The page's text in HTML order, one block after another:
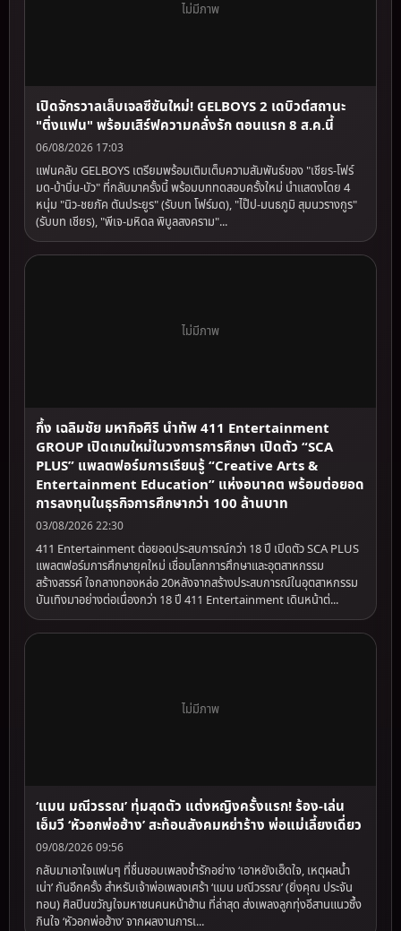
ไม่มีภาพ
เปิดจักรวาลเล็บเจลซีซันใหม่! GELBOYS 2 เดบิวต์สถานะ
"ติ่งแฟน" พร้อมเสิร์ฟความคลั่งรัก ตอนแรก 8 ส.ค.นี้
06/08/2026 17:03
แฟนคลับ GELBOYS เตรียมพร้อมเติมเต็มความสัมพันธ์ของ "เชียร-โฟร์
มด-บ้าบิ่น-บัว" ที่กลับมาครั้งนี้ พร้อมบททดสอบครั้งใหม่ นำแสดงโดย 4
หนุ่ม "นิว-ชยภัค ตันประยูร" (รับบท โฟร์มด), "ไป๊ป-มนธภูมิ สุมนวรางกูร"
(รับบท เชียร), "พีเจ-มหิดล พิบูลสงคราม"...
ไม่มีภาพ
กึ้ง เฉลิมชัย มหากิจศิริ นำทัพ 411 Entertainment
GROUP เปิดเกมใหม่ในวงการการศึกษา เปิดตัว “SCA
PLUS” แพลตฟอร์มการเรียนรู้ “Creative Arts &
Entertainment Education” แห่งอนาคต พร้อมต่อยอด
การลงทุนในธุรกิจการศึกษากว่า 100 ล้านบาท
03/08/2026 22:30
411 Entertainment ต่อยอดประสบการณ์กว่า 18 ปี เปิดตัว SCA PLUS
แพลตฟอร์มการศึกษายุคใหม่ เชื่อมโลกการศึกษาและอุตสาหกรรม
สร้างสรรค์ ใจกลางทองหล่อ 20หลังจากสร้างประสบการณ์ในอุตสาหกรรม
บันเทิงมาอย่างต่อเนื่องกว่า 18 ปี 411 Entertainment เดินหน้าต่...
ไม่มีภาพ
‘แมน มณีวรรณ’ ทุ่มสุดตัว แต่งหญิงครั้งแรก! ร้อง-เล่น
เอ็มวี ‘หัวอกพ่อฮ้าง’ สะท้อนสังคมหย่าร้าง พ่อแม่เลี้ยงเดี่ยว
09/08/2026 09:56
กลับมาเอาใจแฟนๆ ที่ชื่นชอบเพลงช้ำรักอย่าง ‘เอาหยังเฮ็ดใจ, เหตุผลน้ำ
เน่า’ กันอีกครั้ง สำหรับเจ้าพ่อเพลงเศร้า ‘แมน มณีวรรณ’ (ยิ่งคุณ ประจัน
ทอน) ศิลปินขวัญใจมหาชนคนหน้าฮ้าน ที่ล่าสุด ส่งเพลงลูกทุ่งอีสานแนวซึ้ง
กินใจ ‘หัวอกพ่อฮ้าง’ จากผลงานการเ...